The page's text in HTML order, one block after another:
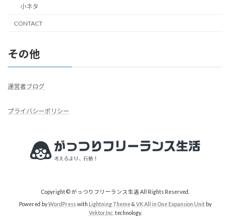
小ネタ
CONTACT
その他
運営者ブログ
プライバシーポリシー
Copyright © がっつりフリーランス生活 All Rights Reserved.
Powered byWordPresswith Lightning Theme& VK All in One Expansion Unitby
Vektor,Inc. technology.